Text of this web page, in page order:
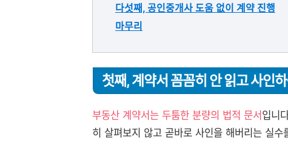
다섯째, 공인중개사 도움 없이 계약 진행
마무리
첫째, 계약서 꼼꼼히 안 읽고 사인
부동산 계약서는 두툼한 분량의 법적 문서 입니
히 살펴보지 않고 곧바로 사인을 해버리는 실수